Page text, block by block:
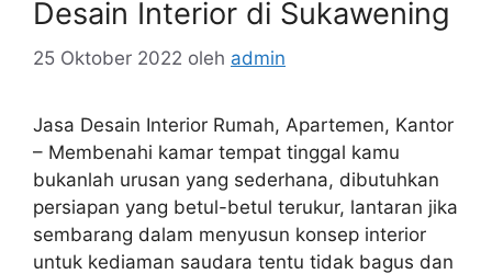
Desain Interior di Sukawening
25 Oktober 2022 oleh admin
Jasa Desain Interior Rumah, Apartemen, Kantor
– Membenahi kamar tempat tinggal kamu
bukanlah urusan yang sederhana, dibutuhkan
persiapan yang betul-betul terukur, lantaran jika
sembarang dalam menyusun konsep interior
untuk kediaman saudara tentu tidak bagus dan